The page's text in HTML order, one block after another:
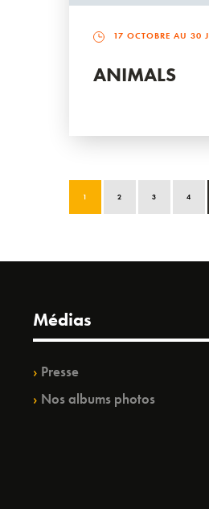
17 OCTOBRE AU 30
ANIMALS
1 2 3 4
Médias
Presse
Nos albums photos